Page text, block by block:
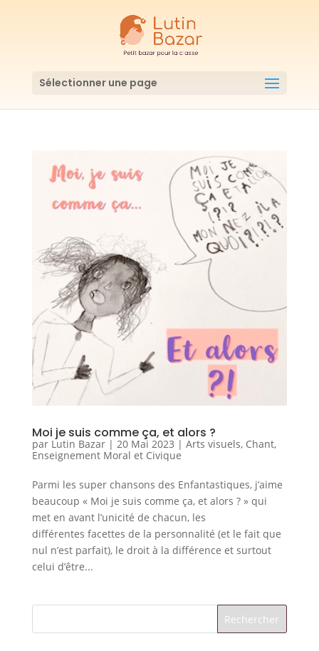
Sélectionner une page
Moi je suis comme ça, et alors ?
par Lutin Bazar| 20 Mai 2023 | Arts visuels, Chant,
Enseignement Moral et Civique
Parmi les super chansons des Enfantastiques, j’aime
beaucoup « Moi je suis comme ça, et alors ? » qui
met en avant l’unicité de chacun, les
différentes facettes de la personnalité (et le fait que
nul n’est parfait), le droit à la différence et surtout
celui d’être...